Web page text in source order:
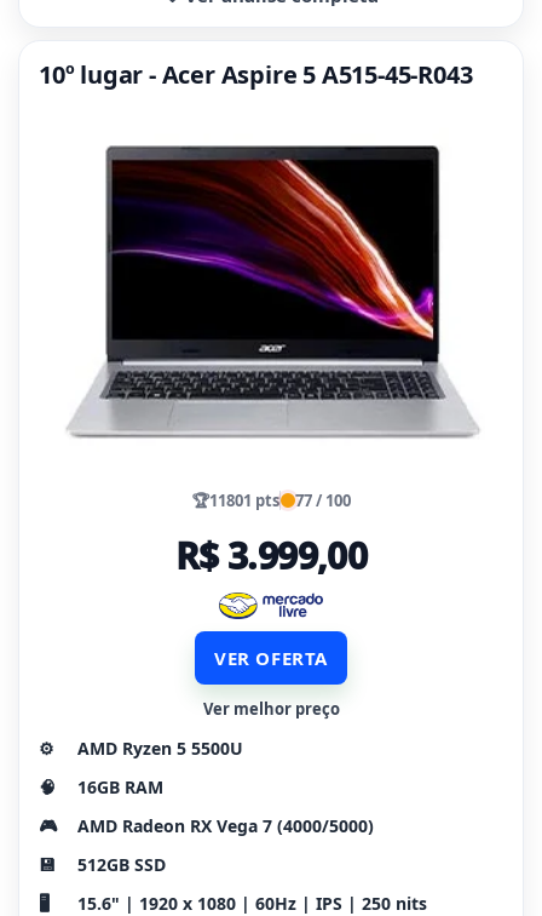
10º lugar - Acer Aspire 5 A515-45-R043
🏆11801 pts 77 / 100
R$ 3.999,00
VER OFERTA
Ver melhor preço
⚙️
AMD Ryzen 5 5500U
🧠
16GB RAM
🎮
AMD Radeon RX Vega 7 (4000/5000)
💾
512GB SSD
🖥️
15.6" | 1920 x 1080 | 60Hz | IPS | 250 nits